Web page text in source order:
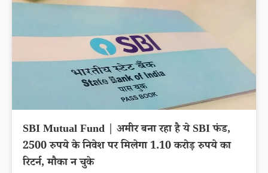
SBI Mutual Fund | अमीर बना रहा है ये SBI फंड,
2500 रुपये के निवेश पर मिलेगा 1.10 करोड़ रुपये का
रिटर्न, मौका न चुके